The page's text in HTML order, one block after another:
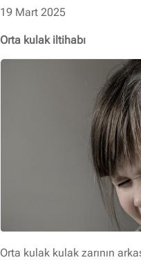
19 Mart 2025
Orta kulak iltihabı
Orta kulak kulak zarının